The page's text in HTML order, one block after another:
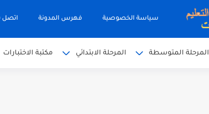
سياسة الخصوصية فهرس المدونة اتصل
المرحلة المتوسطة المرحلة الابتدائي مكتبة الاختبارات